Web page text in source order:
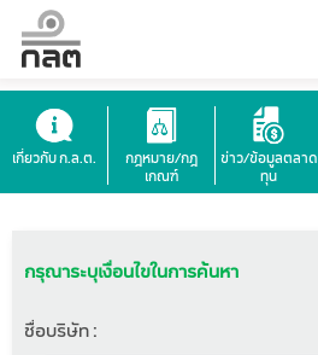
เกี่ยวกับ ก.ล.ต.
กฎหมาย/กฎ
เกณฑ์
ข่าว/ข้อมูลตลาด
ทุน
กรุณาระบุเงื่อนไขในการค้นหา
ชื่อบริษัท :